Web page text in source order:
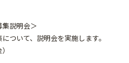
説明会＞
ついて、説明会を実施します。